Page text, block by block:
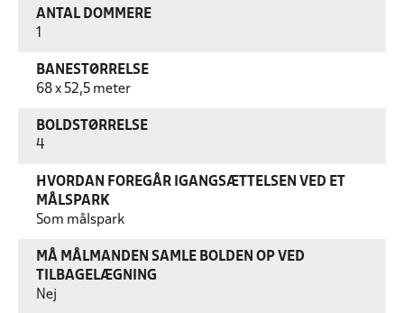
ANTAL DOMMERE
BANESTØRRELSE
68 x 52,5 meter
BOLDSTØRRELSE
4
HVORDAN FOREGÅR IGANGSÆTTELSEN VED ET
MÅLSPARK
Som målspark
MÅ MÅLMANDEN SAMLE BOLDEN OP VED
TILBAGELÆGNING
Nej